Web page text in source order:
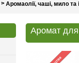
> Аромаолії, чаші, мило та
Аромат